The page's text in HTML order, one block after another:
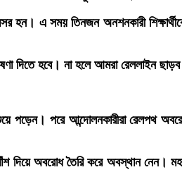
এ সময় তিনজন অনশনকারী
দিতে হবে। না হলে আমরা রেললাইন
শুয়ে পড়েন। পরে আন্দোলনকারীরা
অবরোধ তৈরি করে অবস্থান নেন।